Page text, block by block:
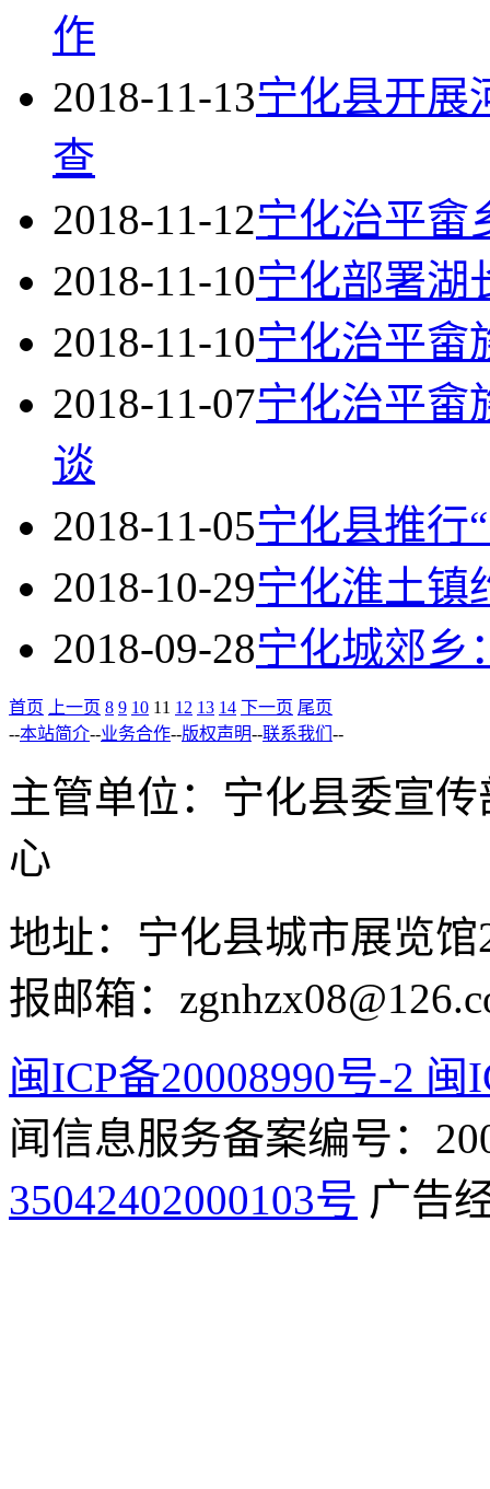
作
2018-11-13宁化县开展
查
2018-11-12宁化治平畲
2018-11-10宁化部署湖
2018-11-10宁化治平畲
2018-11-07宁化治平畲
谈
2018-11-05宁化县推行
2018-10-29宁化淮土镇
2018-09-28宁化城郊乡
首页 上一页 8 9 10 11 12 13 14 下一页 尾页
--本站简介--业务合作--版权声明--联系我们 --
主管单位：宁化县委宣
心
地址：宁化县城市展览馆
报邮箱：
闽ICP备20008990号-2 闽
闻信息服务备案编号：
35042402000103号 广告